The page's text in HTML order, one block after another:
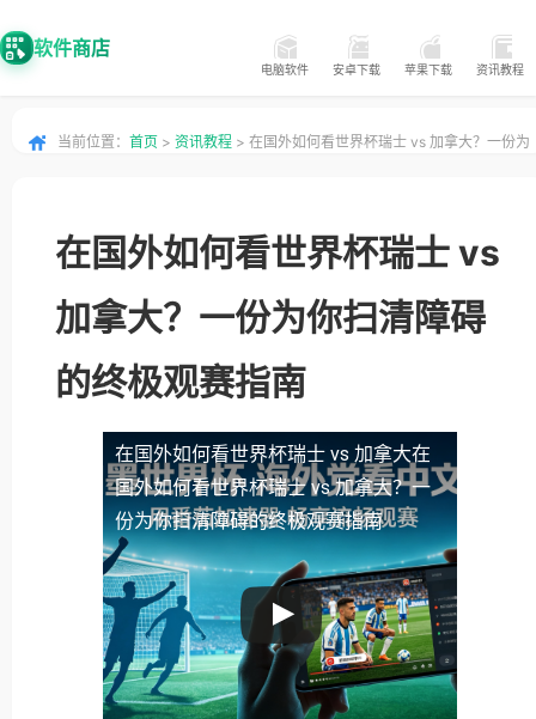
软件商店
电脑软件 安卓下载 苹果下载 资讯教程
当前位置： 首页 > 资讯教程 > 在国外如何看世界杯瑞士 vs 加拿大？一份为
在国外如何看世界杯瑞士 vs
加拿大？一份为你扫清障碍
的终极观赛指南
在国外如何看世界杯瑞士 vs 加拿大在
国外如何看世界杯瑞士 vs 加拿大？一
份为你扫清障碍的终极观赛指南